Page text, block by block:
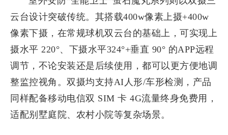
云台设计突破传统。其搭载400w像素上摄+400w
像素下摄，在常规球机双云台的基础上，可实现上
摄水平 220°、下摄水平324°+垂直 90° 的APP远程
调节，不论安装还是后续使用，都可以更方便地调
整监控视角。双摄均支持AI人形/车形检测，产品
同样配备移动电信双 SIM 卡 4G流量终身免费用，
适配别墅庭院、农村小院等复杂场景。